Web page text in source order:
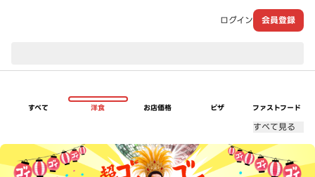
ログイン 会員登録
すべて 洋食 お店価格 ピザ ファストフード
すべて見る
超ゴイゴイヤスー夏祭